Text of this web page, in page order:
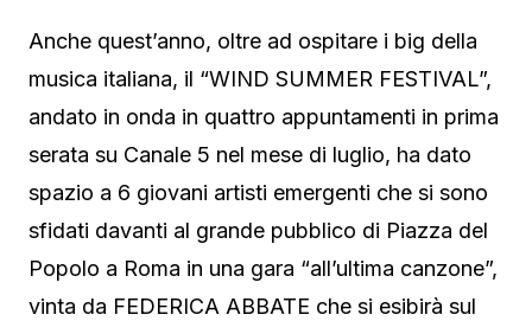
Anche quest’anno, oltre ad ospitare i big della
musica italiana, il “WIND SUMMER FESTIVAL”,
andato in onda in quattro appuntamenti in prima
serata su Canale 5 nel mese di luglio, ha dato
spazio a 6 giovani artisti emergenti che si sono
sfidati davanti al grande pubblico di Piazza del
Popolo a Roma in una gara “all’ultima canzone”,
vinta da FEDERICA ABBATE che si esibirà sul